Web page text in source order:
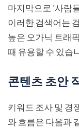
마지막으로 '사람
이러한 검색어는
높은 오가닉 트래
때 유용할 수 있습
콘텐츠 초안
키워드 조사 및 경
와 흐름은 다음과